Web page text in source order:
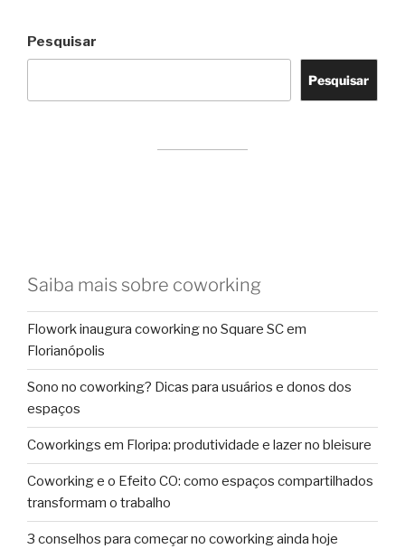
Pesquisar
Pesquisar
Saiba mais sobre coworking
Flowork inaugura coworking no Square SC em
Florianópolis
Sono no coworking? Dicas para usuários e donos dos
espaços
Coworkings em Floripa: produtividade e lazer no bleisure
Coworking e o Efeito CO: como espaços compartilhados
transformam o trabalho
3 conselhos para começar no coworking ainda hoje